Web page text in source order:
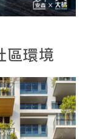
環境